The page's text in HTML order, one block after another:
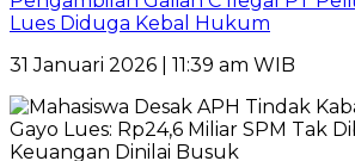
Lues Diduga Kebal Hukum
31 Januari 2026 | 11:39 am WIB